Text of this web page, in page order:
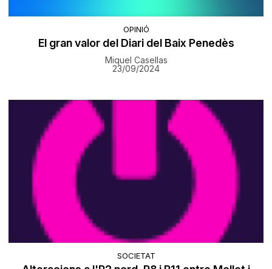
OPINIÓ
El gran valor del Diari del Baix Penedès
Miquel Casellas
23/09/2024
SOCIETAT